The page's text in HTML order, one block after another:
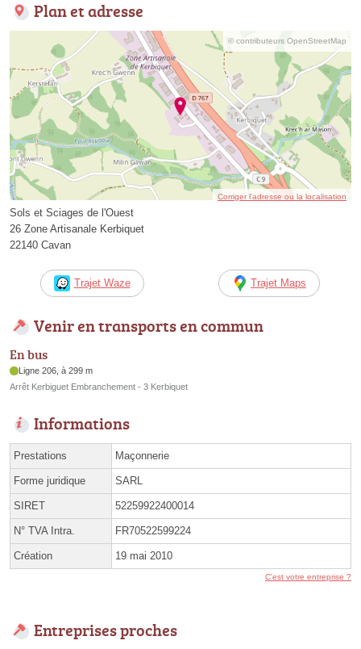
Plan et adresse
© contributeurs OpenStreetMap
Corriger l’adresse ou la localisation
Sols et Sciages de l'Ouest
26 Zone Artisanale Kerbiquet
22140 Cavan
Trajet Waze Trajet Maps
Venir en transports en commun
En bus
Ligne 206, à 299 m
Arrêt Kerbiguet Embranchement - 3 Kerbiquet
Informations
Prestations Maçonnerie
Forme juridique SARL
SIRET 52259922400014
N° TVA Intra. FR70522599224
Création 19 mai 2010
C'est votre entreprise ?
Entreprises proches